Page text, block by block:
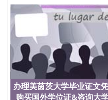
University）圣何塞州立大
University）圣何塞州立大
University）圣何塞州立
University）圣何塞州立
University）成绩单圣何
State University）圣何塞
University）圣何塞州立大
University）圣何塞州立
University）圣何塞州立
University）圣何塞州立
办理美茵茨大学毕业证文
购买国外学位证&咨询大